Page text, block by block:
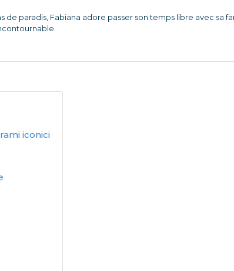
paradis, Fabiana adore passer son temps libre avec sa
iconici